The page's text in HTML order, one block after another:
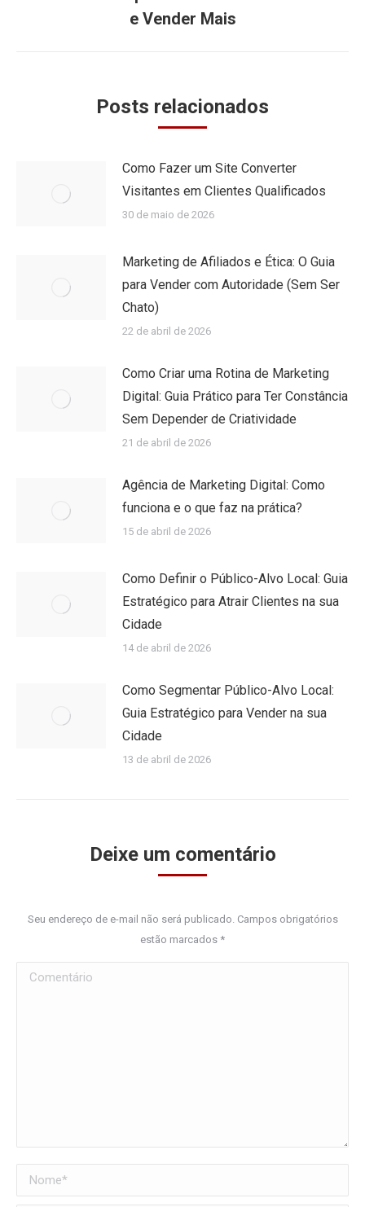
post:
e Vender Mais
Posts relacionados
Como Fazer um Site Converter
Visitantes em Clientes Qualificados
30 de maio de 2026
Marketing de Afiliados e Ética: O Guia
para Vender com Autoridade (Sem Ser
Chato)
22 de abril de 2026
Como Criar uma Rotina de Marketing
Digital: Guia Prático para Ter Constância
Sem Depender de Criatividade
21 de abril de 2026
Agência de Marketing Digital: Como
funciona e o que faz na prática?
15 de abril de 2026
Como Definir o Público-Alvo Local: Guia
Estratégico para Atrair Clientes na sua
Cidade
14 de abril de 2026
Como Segmentar Público-Alvo Local:
Guia Estratégico para Vender na sua
Cidade
13 de abril de 2026
Deixe um comentário
Seu endereço de e-mail não será publicado. Campos obrigatórios
estão marcados *
Comentário
Nome *